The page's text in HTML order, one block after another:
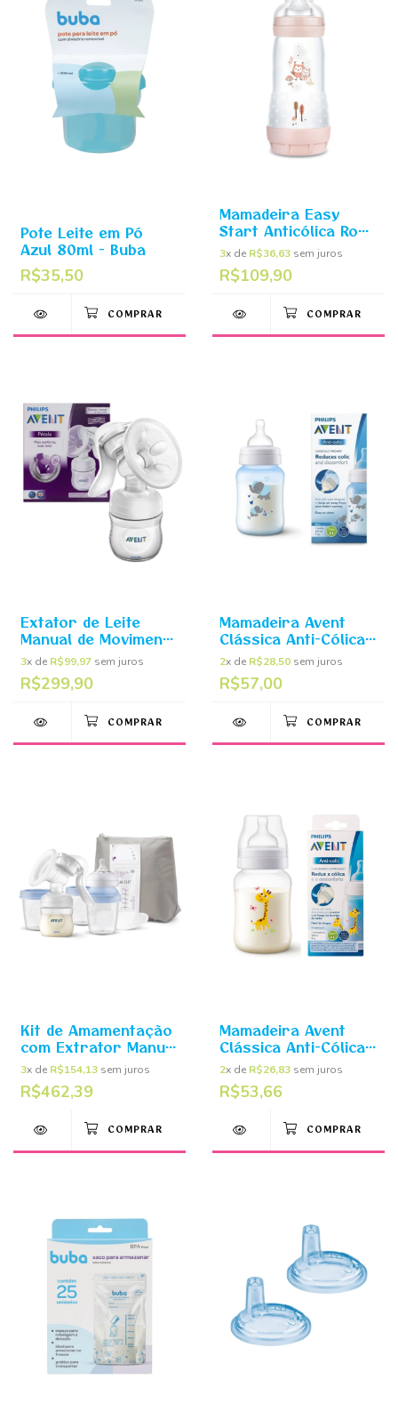
Pote Leite em Pó
Azul 80ml - Buba
R$35,50
Mamadeira Easy
Start Anticólica Rosa
320ml - MAM
3x de R$36,63 sem juros
R$109,90
Extator de Leite
Manual de Movimento
Natural Lotus -
Philips Avent
3x de R$99,97 sem juros
R$299,90
Mamadeira Avent
Clássica Anti-Cólica
260ml 1+ Meses
Elefante Azul -
Philips Avent
2x de R$28,50 sem juros
R$57,00
Kit de Amamentação
com Extrator Manual
- Philips avent
3x de R$154,13 sem juros
R$462,39
Mamadeira Avent
Clássica Anti-Cólica
260ml 1+ Meses
Girafa - Philips Avent
2x de R$26,83 sem juros
R$53,66